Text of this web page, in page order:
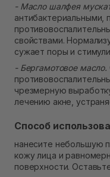
- Масло шалфея
антибактериальными,
свойствами.
сужает поры и
- Бергамотовое масло.
чрезмерную
лечению акне,
Способ
нанесите небольшую
кожу лица и
поверхности.